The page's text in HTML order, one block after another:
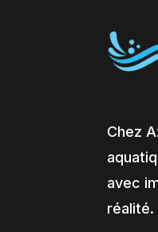
Chez
avec
réalité.